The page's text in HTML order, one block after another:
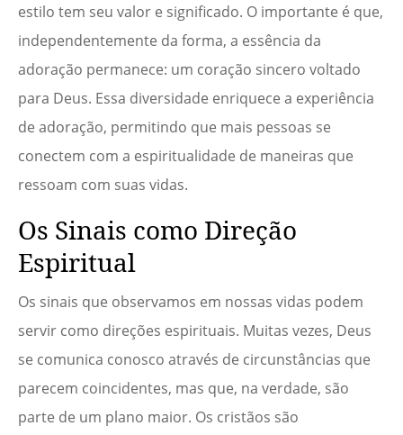
estilo tem seu valor e significado. O importante é que,
independentemente da forma, a essência da
adoração permanece: um coração sincero voltado
para Deus. Essa diversidade enriquece a experiência
de adoração, permitindo que mais pessoas se
conectem com a espiritualidade de maneiras que
ressoam com suas vidas.
Os Sinais como Direção
Espiritual
Os sinais que observamos em nossas vidas podem
servir como direções espirituais. Muitas vezes, Deus
se comunica conosco através de circunstâncias que
parecem coincidentes, mas que, na verdade, são
parte de um plano maior. Os cristãos são